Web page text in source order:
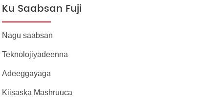
Ku Saabsan Fuji
Nagu saabsan
Teknolojiyadeenna
Adeeggayaga
Kiisaska Mashruuca